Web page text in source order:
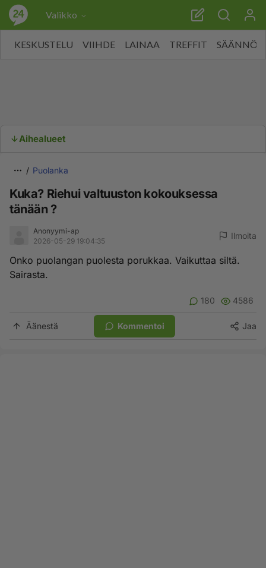
Valikko
KESKUSTELU VIIHDE LAINAA TREFFIT SÄÄNNÖT
Aihealueet
Puolanka
Kuka? Riehui valtuuston kokouksessa
tänään ?
Anonyymi-ap
2026-05-29 19:04:35
Ilmoita
Onko puolangan puolesta porukkaa. Vaikuttaa siltä.
Sairasta.
180 4586
Äänestä Kommentoi Jaa